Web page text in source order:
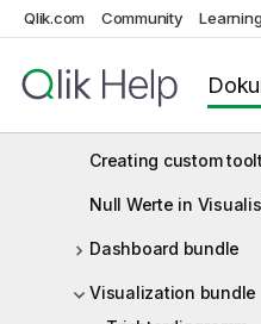
Qlik.com Community Learning
Button
Registerkarten-
Creating custom
Null Werte in
Dashboard bundle
Visualization bundle